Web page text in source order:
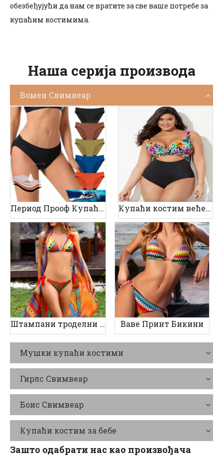
обезбеђујући да нам се вратите за све ваше потребе за
купаћим костимима.
Наша серија производа
Вомен Свимвеар
Период Прооф Купаћи костими Купаћи костим веће величине
Штампани троделни женски купаћи костим Ваве Принт Бикини
Мушки купаћи костими
Гирлс Свимвеар
Боис Свимвеар
Купаћи костим за бебе
Зашто одабрати нас као произвођача